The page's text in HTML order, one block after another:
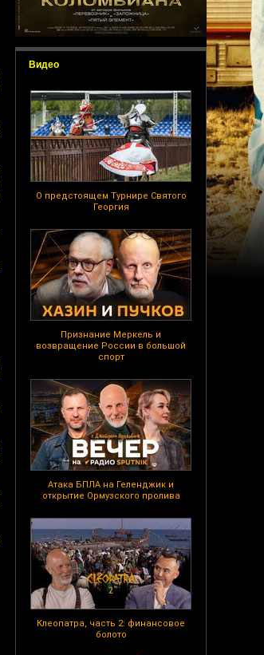
Видео
О предстоящем Турнире Святого
Георгия
Признание Меркель и
возвращение России в большой
спорт
Атака БПЛА на Геленджик и
открытие Ормузского пролива
Клеопатра, часть 2: финансовое
болото